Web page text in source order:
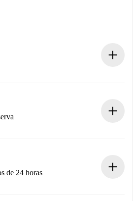
necessárias
até que o proprietário confirme.
de 24 horas